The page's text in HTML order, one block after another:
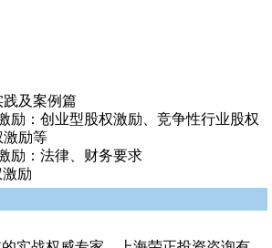
及案例篇
励：创业型股权激励、竞争性行业股权
激励等
励：法律、财务要求
励